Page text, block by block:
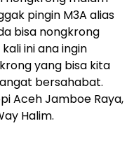
pingin M3A alias
bisa nongkrong
ini ana ingin
yang bisa kita
bersahabat.
Aceh Jamboe Raya,
Halim.